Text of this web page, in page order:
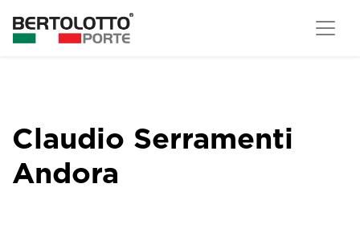
Claudio Serramenti
Andora